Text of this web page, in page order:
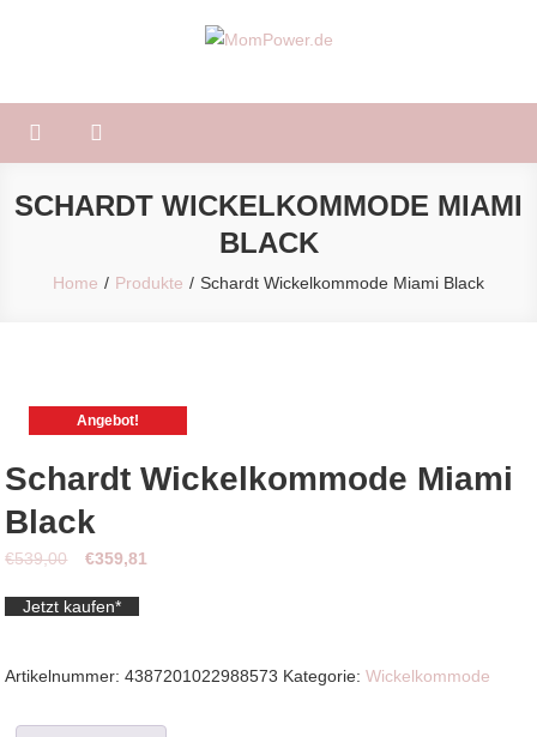
SCHARDT WICKELKOMMODE MIAMI
BLACK
Home Produkte Schardt Wickelkommode Miami Black
Angebot!
Schardt Wickelkommode Miami
Black
€539,00
Ursprünglicher
war:
€359,81
Jetzt kaufen*
Artikelnummer:4387201022988573 Kategorie:Wickelkommode